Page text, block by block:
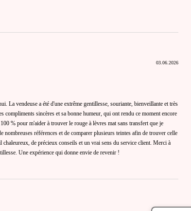
03.06.2026
La vendeuse a été d'une extrême gentillesse, souriante, bienveillante et très
compliments sincères et sa bonne humeur, qui ont rendu ce moment encore
% pour m'aider à trouver le rouge à lèvres mat sans transfert que je
nombreuses références et de comparer plusieurs teintes afin de trouver celle
de précieux conseils et un vrai sens du service client. Merci à
Une expérience qui donne envie de revenir !